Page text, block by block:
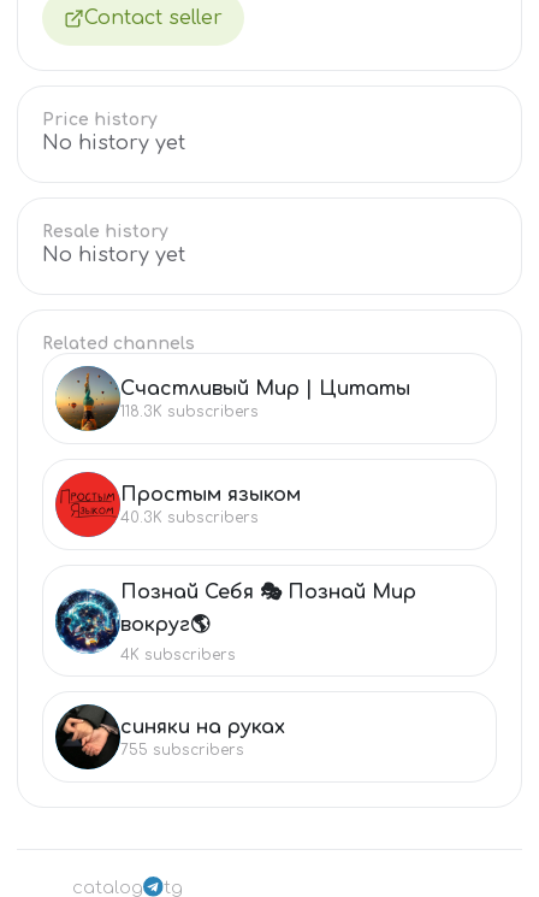
Contact seller
Price history
No history yet
Resale history
No history yet
Related channels
СЧ Счастливый Мир | Цитаты
118.3K subscribers
ПР Простым языком
40.3K subscribers
ПО
Познай Себя 🎭 Познай Мир
вокруг🌎
4K subscribers
СИ синяки на руках
755 subscribers
catalog tg